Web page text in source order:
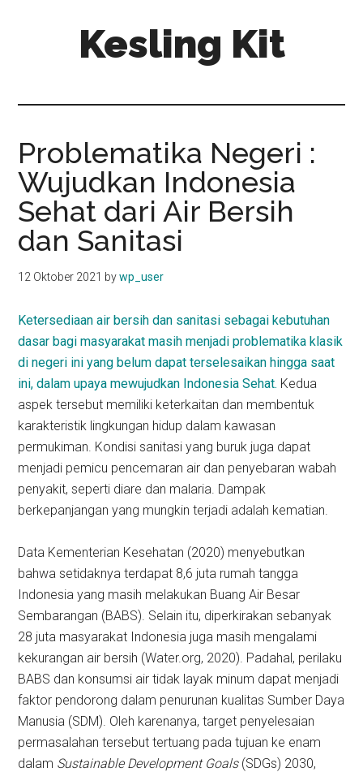
Kesling Kit
Problematika Negeri :
Wujudkan Indonesia
Sehat dari Air Bersih
dan Sanitasi
12 Oktober 2021 bywp_user
Ketersediaan air bersih dan sanitasi sebagai kebutuhan
dasar bagi masyarakat masih menjadi problematika klasik
di negeri ini yang belum dapat terselesaikan hingga saat
ini, dalam upaya mewujudkan Indonesia Sehat. Kedua
aspek tersebut memiliki keterkaitan dan membentuk
karakteristik lingkungan hidup dalam kawasan
permukiman. Kondisi sanitasi yang buruk juga dapat
menjadi pemicu pencemaran air dan penyebaran wabah
penyakit, seperti diare dan malaria. Dampak
berkepanjangan yang mungkin terjadi adalah kematian.
Data Kementerian Kesehatan (2020) menyebutkan
bahwa setidaknya terdapat 8,6 juta rumah tangga
Indonesia yang masih melakukan Buang Air Besar
Sembarangan (BABS). Selain itu, diperkirakan sebanyak
28 juta masyarakat Indonesia juga masih mengalami
kekurangan air bersih (Water.org, 2020). Padahal, perilaku
BABS dan konsumsi air tidak layak minum dapat menjadi
faktor pendorong dalam penurunan kualitas Sumber Daya
Manusia (SDM). Oleh karenanya, target penyelesaian
permasalahan tersebut tertuang pada tujuan ke enam
dalam Sustainable Development Goals (SDGs) 2030,